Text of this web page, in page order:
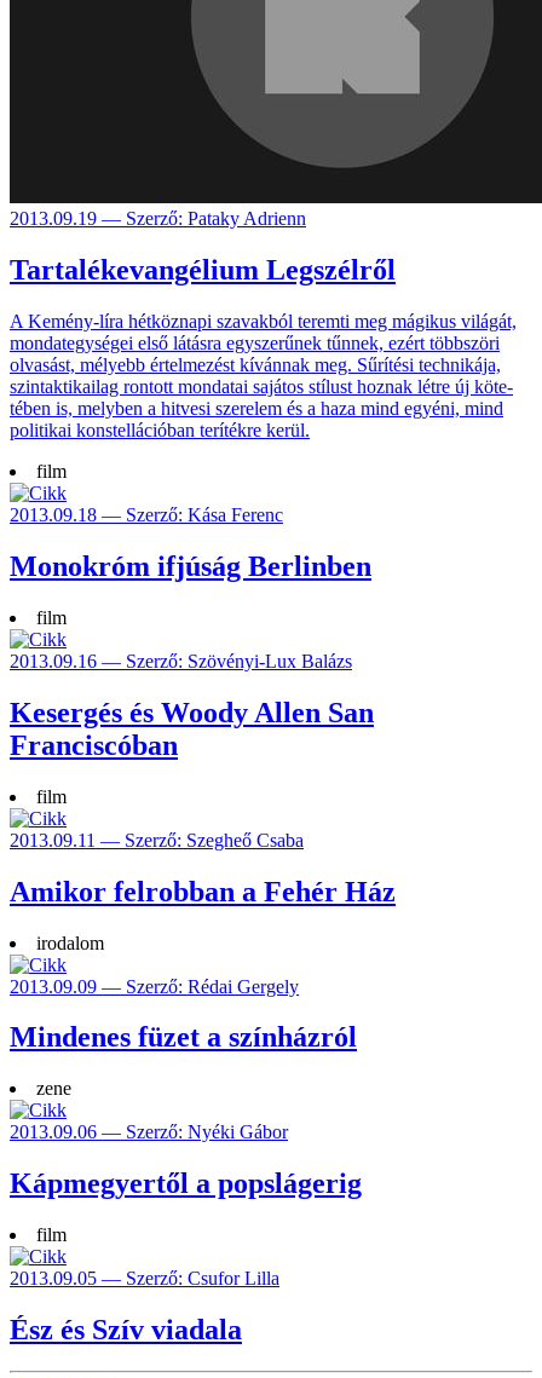
2013.09.19 — Szerző: Pataky Adrienn
Tartalékevangélium Legszélről
A Kemény-líra hétköz­napi szavak­ból teremti meg mági­kus világát,
mondat­egysé­gei első látásra egysze­rűnek tűnnek, ezért több­szöri
olva­sást, mélyebb értel­mezést kíván­nak meg. Sűrítési techni­kája,
szintak­tikailag rontott mon­datai sajá­tos stílust hoznak létre új köte­
tében is, melyben a hit­vesi szere­lem és a haza mind egyéni, mind
poli­tikai konstel­lációban terí­tékre kerül.
film
2013.09.18 — Szerző: Kása Ferenc
Monokróm ifjúság Berlinben
film
2013.09.16 — Szerző: Szövényi-Lux Balázs
Kesergés és Woody Allen San
Franciscóban
film
2013.09.11 — Szerző: Szegheő Csaba
Amikor felrobban a Fehér Ház
irodalom
2013.09.09 — Szerző: Rédai Gergely
Mindenes füzet a színházról
zene
2013.09.06 — Szerző: Nyéki Gábor
Kápmegyertől a popslágerig
film
2013.09.05 — Szerző: Csufor Lilla
Ész és Szív viadala